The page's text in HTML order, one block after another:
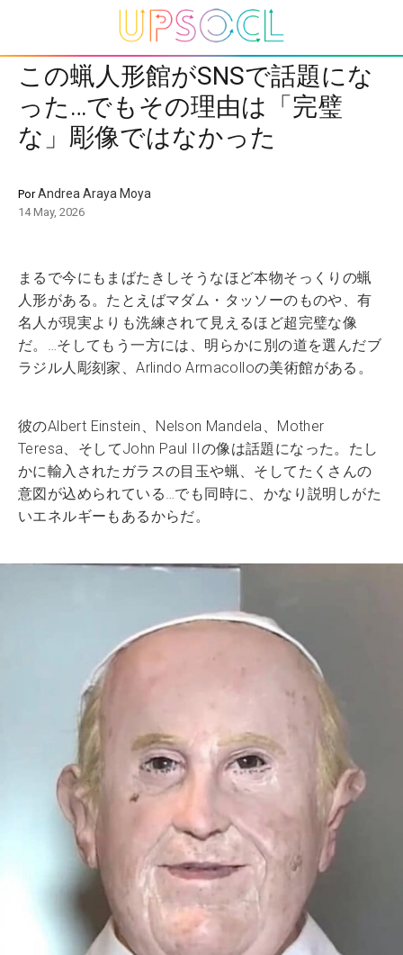
この蝋人形館がSNSで話題にな
った…でもその理由は「完璧
な」彫像ではなかった
PorAndrea Araya Moya
14 May, 2026
まるで今にもまばたきしそうなほど本物そっくりの蝋
人形がある。たとえばマダム・タッソーのものや、有
名人が現実よりも洗練されて見えるほど超完璧な像
だ。…そしてもう一方には、明らかに別の道を選んだブ
ラジル人彫刻家、Arlindo Armacolloの美術館がある。
彼のAlbert Einstein、Nelson Mandela、Mother
Teresa、そしてJohn Paul IIの像は話題になった。たし
かに輸入されたガラスの目玉や蝋、そしてたくさんの
意図が込められている…でも同時に、かなり説明しがた
いエネルギーもあるからだ。